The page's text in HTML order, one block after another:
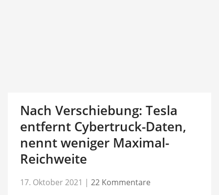
Nach Verschiebung: Tesla
entfernt Cybertruck-Daten,
nennt weniger Maximal-
Reichweite
17. Oktober 2021 | 22 Kommentare